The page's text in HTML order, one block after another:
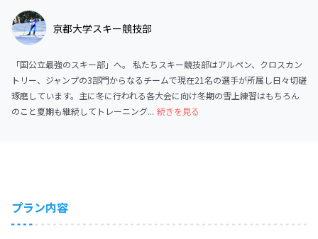
京都大学スキー競技部
「国公立最強のスキー部」へ。 私たちスキー競技部はアルペン、クロスカン
トリー、ジャンプの3部門からなるチームで現在21名の選手が所属し日々切磋
琢磨しています。主に冬に行われる各大会に向け冬期の雪上練習はもちろん
のこと夏期も継続してトレーニング... 続きを見る
プラン内容